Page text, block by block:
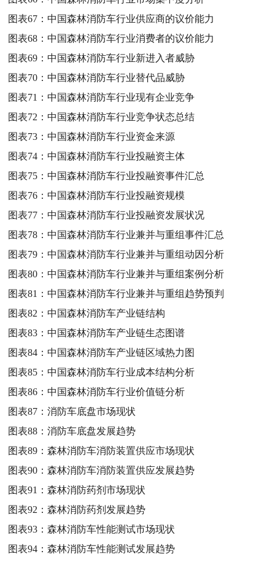
图表67：中国森林消防车行业供应商的议价能力
图表68：中国森林消防车行业消费者的议价能力
图表69：中国森林消防车行业新进入者威胁
图表70：中国森林消防车行业替代品威胁
图表71：中国森林消防车行业现有企业竞争
图表72：中国森林消防车行业竞争状态总结
图表73：中国森林消防车行业资金来源
图表74：中国森林消防车行业投融资主体
图表75：中国森林消防车行业投融资事件汇总
图表76：中国森林消防车行业投融资规模
图表77：中国森林消防车行业投融资发展状况
图表78：中国森林消防车行业兼并与重组事件汇总
图表79：中国森林消防车行业兼并与重组动因分析
图表80：中国森林消防车行业兼并与重组案例分析
图表81：中国森林消防车行业兼并与重组趋势预判
图表82：中国森林消防车产业链结构
图表83：中国森林消防车产业链生态图谱
图表84：中国森林消防车产业链区域热力图
图表85：中国森林消防车行业成本结构分析
图表86：中国森林消防车行业价值链分析
图表87：消防车底盘市场现状
图表88：消防车底盘发展趋势
图表89：森林消防车消防装置供应市场现状
图表90：森林消防车消防装置供应发展趋势
图表91：森林消防药剂市场现状
图表92：森林消防药剂发展趋势
图表93：森林消防车性能测试市场现状
图表94：森林消防车性能测试发展趋势